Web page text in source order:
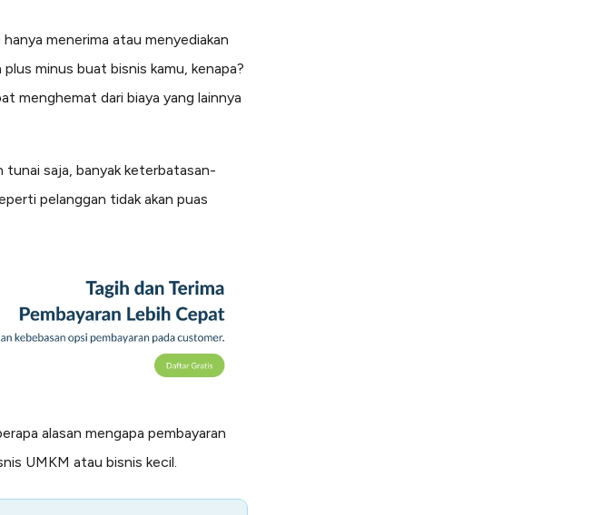
menerima atau menyediakan
minus buat bisnis kamu, kenapa?
menghemat dari biaya yang lainnya
tunai saja, banyak keterbatasan-
pelanggan tidak akan puas
alasan mengapa pembayaran
UMKM atau bisnis kecil.